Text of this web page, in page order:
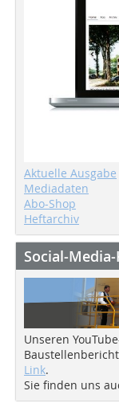
Aktuelle Ausgabe
Mediadaten
Abo-Shop
Heftarchiv
Social-
Unseren
Link.
Sie finden uns